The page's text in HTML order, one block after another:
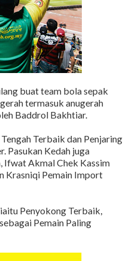
buat team bola sepak
termasuk anugerah
Baddrol Bakhtiar.
Terbaik dan Penjaring
Pasukan Kedah juga
Ifwat Akmal Chek Kassim
Krasniqi Pemain Import
Penyokong Terbaik,
Pemain Paling